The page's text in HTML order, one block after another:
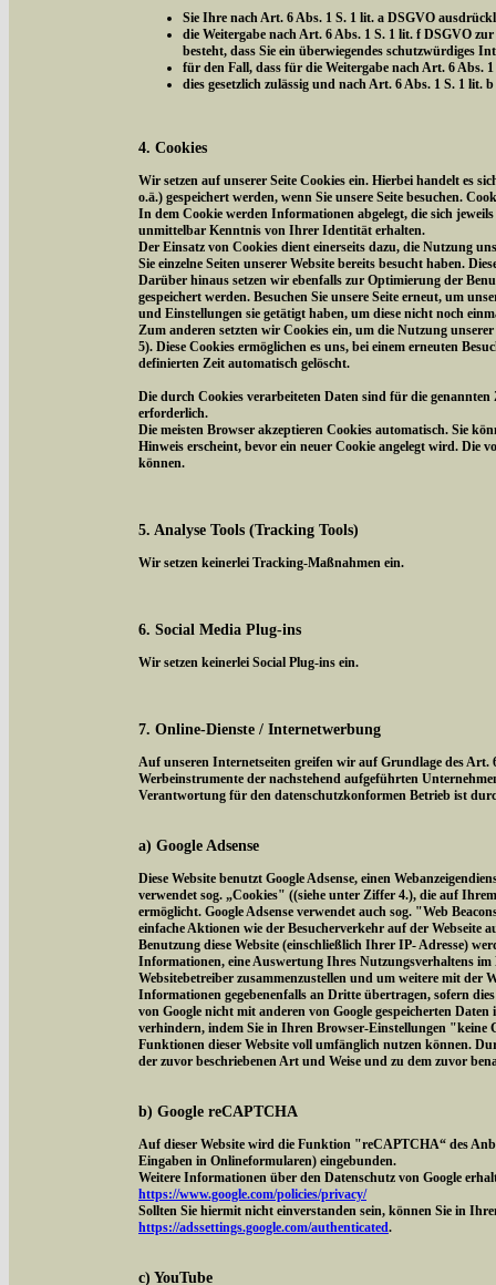
Sie Ihre nach Art. 6 Abs. 1 S. 1 lit. a DSGVO
die Weitergabe nach Art. 6 Abs. 1 S. 1 lit. f DSGVO
besteht, dass Sie ein überwiegendes schutzwürdiges
für den Fall, dass für die Weitergabe nach Art. 6 Abs.
dies gesetzlich zulässig und nach Art. 6 Abs. 1 S. 1
4. Cookies
Wir setzen auf unserer Seite Cookies ein. Hierbei handelt es
o.ä.) gespeichert werden, wenn Sie unsere Seite besuchen.
In dem Cookie werden Informationen abgelegt, die sich
unmittelbar Kenntnis von Ihrer Identität erhalten.
Der Einsatz von Cookies dient einerseits dazu, die Nutzung
Sie einzelne Seiten unserer Website bereits besucht haben.
Darüber hinaus setzen wir ebenfalls zur Optimierung der
gespeichert werden. Besuchen Sie unsere Seite erneut, um
und Einstellungen sie getätigt haben, um diese nicht noch
Zum anderen setzten wir Cookies ein, um die Nutzung
5). Diese Cookies ermöglichen es uns, bei einem erneuten
definierten Zeit automatisch gelöscht.
Die durch Cookies verarbeiteten Daten sind für die
erforderlich.
Die meisten Browser akzeptieren Cookies automatisch. Sie
Hinweis erscheint, bevor ein neuer Cookie angelegt wird. Die
können.
5. Analyse Tools (Tracking Tools)
Wir setzen keinerlei Tracking-Maßnahmen ein.
6. Social Media Plug-ins
Wir setzen keinerlei Social Plug-ins ein.
7. Online-Dienste / Internetwerbung
Auf unseren Internetseiten greifen wir auf Grundlage des
Werbeinstrumente der nachstehend aufgeführten
Verantwortung für den datenschutzkonformen Betrieb ist
a) Google Adsense
Diese Website benutzt Google Adsense, einen
verwendet sog. „Cookies" ((siehe unter Ziffer 4.), die auf
ermöglicht. Google Adsense verwendet auch sog. "Web
einfache Aktionen wie der Besucherverkehr auf der Webseite
Benutzung diese Website (einschließlich Ihrer IP- Adresse)
Informationen, eine Auswertung Ihres Nutzungsverhaltens
Websitebetreiber zusammenzustellen und um weitere mit
Informationen gegebenenfalls an Dritte übertragen, sofern
von Google nicht mit anderen von Google gespeicherten
verhindern, indem Sie in Ihren Browser-Einstellungen "keine
Funktionen dieser Website voll umfänglich nutzen können.
der zuvor beschriebenen Art und Weise und zu dem zuvor
b) Google reCAPTCHA
Auf dieser Website wird die Funktion "reCAPTCHA“ des
Eingaben in Onlineformularen) eingebunden.
Weitere Informationen über den Datenschutz von Google
https://www.google.com/policies/privacy/
Sollten Sie hiermit nicht einverstanden sein, können Sie in
https://adssettings.google.com/authenticated.
c) YouTube